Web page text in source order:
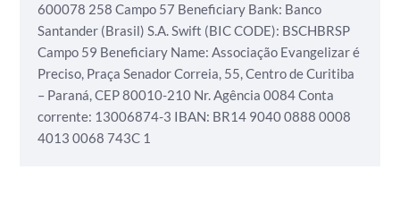
600078 258 Campo 57 Beneficiary Bank: Banco
Santander (Brasil) S.A.Swift (BIC CODE): BSCHBRSP
Campo 59 Beneficiary Name: Associação Evangelizar é
Preciso, Praça Senador Correia, 55, Centro de Curitiba
– Paraná, CEP 80010-210 Nr. Agência 0084Conta
corrente: 13006874-3 IBAN: BR14 9040 0888 0008
4013 0068 743C 1